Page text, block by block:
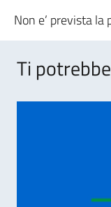
Non e’ prevista
Ti